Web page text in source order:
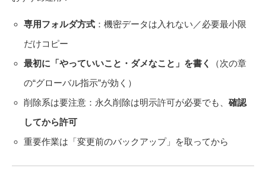
専用フォルダ方式：機密データは入れない／必要最小限
だけコピー
最初に「やっていいこと・ダメなこと」を書く
（次の章
の“グローバル指示”が効く）
削除系は要注意：永久削除は明示許可が必要でも、 確認
してから許可
重要作業は「変更前のバックアップ」を取ってから